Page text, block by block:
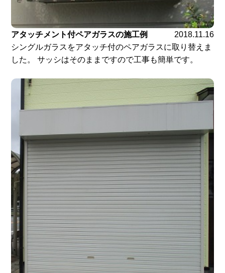
アタッチメント付ペアガラスの施工例
2018.11.16
シングルガラスをアタッチ付のペアガラスに取り替えま
した。 サッシはそのままですので工事も簡単です。